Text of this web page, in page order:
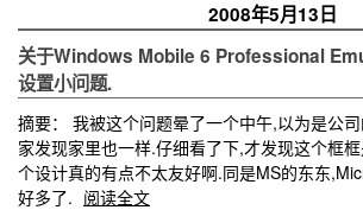
2008年5月13日
关于Windows Mobile 6 Professional
设置小问题.
摘要： 我被这个问题晕了一个中午,以为是公
家发现家里也一样.仔细看了下,才发现这个框
个设计真的有点不太友好啊.同是MS的东东
好多了. 阅读全文